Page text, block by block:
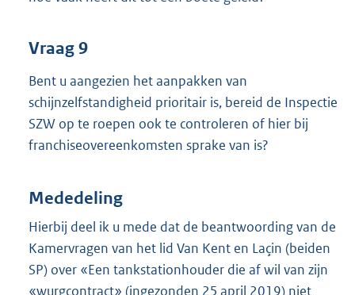
Vraag 9
Bent u aangezien het aanpakken van
schijnzelfstandigheid prioritair is, bereid de Inspectie
SZW op te roepen ook te controleren of hier bij
franchiseovereenkomsten sprake van is?
Mededeling
Hierbij deel ik u mede dat de beantwoording van de
Kamervragen van het lid Van Kent en Laçin (beiden
SP) over «Een tankstationhouder die af wil van zijn
«wurgcontract» (ingezonden 25 april 2019) niet